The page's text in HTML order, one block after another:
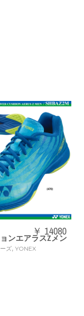
73JTB406
ACROSPEED6
バドミントンラケット